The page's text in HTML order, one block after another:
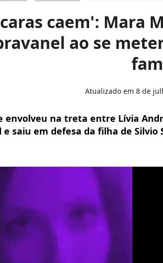
caem': Mara
ao se
Atualizado em 8 de
envolveu na treta entre Lívia
saiu em defesa da filha de Silvio